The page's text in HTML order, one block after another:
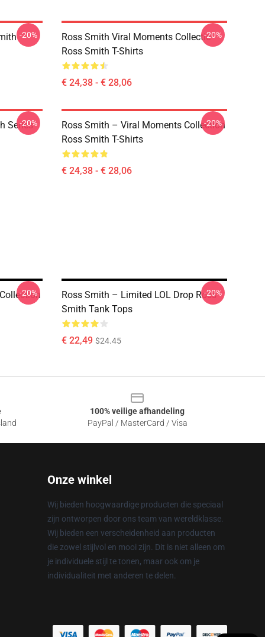
-20%
Ross Smith Viral Moments Collectie
Ross Smith T-Shirts
€ 24,38 - € 28,06
-20%
Series
-20%
Ross Smith – Viral Moments Collection
Ross Smith T-Shirts
€ 24,38 - € 28,06
-20%
-20%
Ross Smith – Limited LOL Drop Ross
Smith Tank Tops
€ 22,49 $24.45
-20%
100% veilige afhandeling
PayPal / MasterCard / Visa
Onze winkel
Wij bieden hoogwaardige producten die speciaal
zijn ontworpen door ons team van wereldklasse.
Wij bieden een verscheidenheid aan producten
die zowel stijlvol en mooi zijn. Dit is niet alleen om
je individuele stijl te tonen, maar ook om je
individualiteit met anderen te delen.